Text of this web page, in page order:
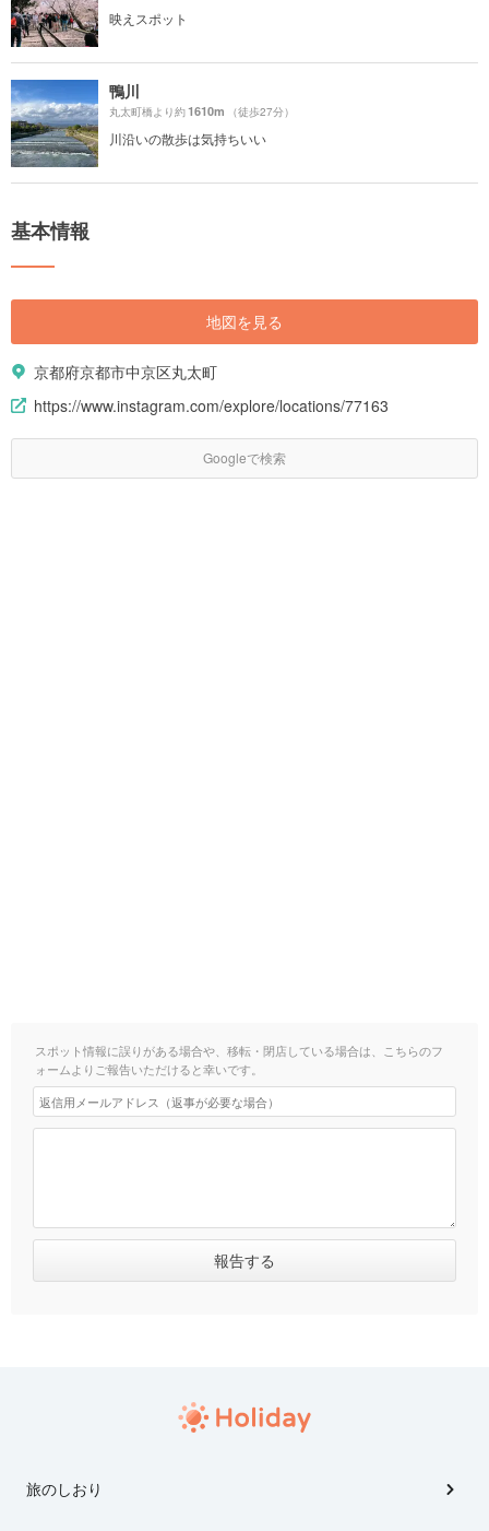
映えスポット
鴨川
丸太町橋より約1610m （徒歩27分）
川沿いの散歩は気持ちいい
基本情報
地図を見る
京都府京都市中京区丸太町
https://www.instagram.com/explore/locations/77163
Googleで検索
スポット情報に誤りがある場合や、移転・閉店している場合は、こちらのフ
ォームよりご報告いただけると幸いです。
旅のしおり